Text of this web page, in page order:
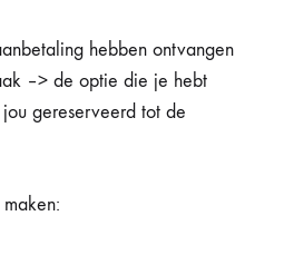
hebben ontvangen
–> de optie die je hebt
gereserveerd tot de